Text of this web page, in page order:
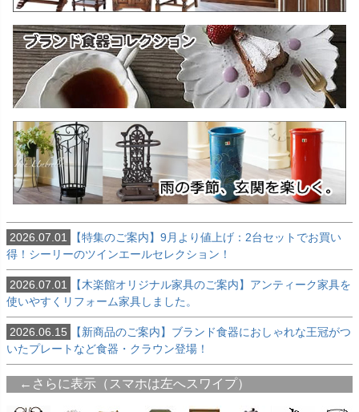
2026.07.01
【特集のご案内】9月より値上げ：2台セットでお買い
得！シーリーのツインエールセレクション！
2026.07.01
【木楽館オリジナル家具のご案内】アンティーク家具を
使いやすくリフォーム家具しました。
2026.06.15
【新商品のご案内】ブランド食器におしゃれな王冠がつ
いたプレートなど食器・クラウン登場！